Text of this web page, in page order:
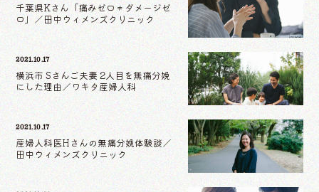
千葉県Kさん「痛みゼロ≠ダメージゼ
ロ」／田中ウィメンズクリニック
2021.10.17
横浜市 Sさんご夫妻 2人目を無痛分娩
にした理由／ワキタ産婦人科
2021.10.17
産婦人科医Hさんの無痛分娩体験談／
田中ウィメンズクリニック